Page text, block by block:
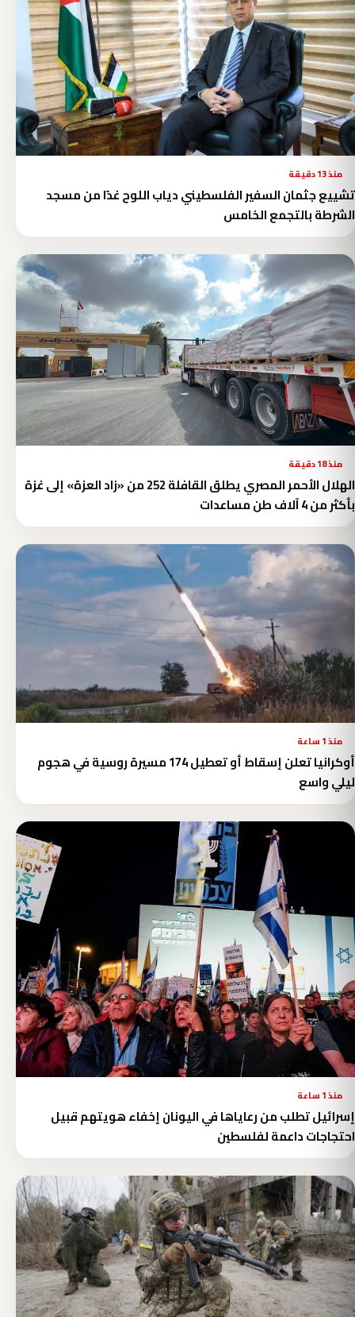
منذ 13 دقيقة
تشييع جثمان السفير الفلسطيني دياب اللوح غدًا من مسجد
الشرطة بالتجمع الخامس
منذ 18 دقيقة
الهلال الأحمر المصري يطلق القافلة 252 من «زاد العزة» إلى غزة
بأكثر من 4 آلاف طن مساعدات
منذ 1 ساعة
أوكرانيا تعلن إسقاط أو تعطيل 174 مسيرة روسية في هجوم
ليلي واسع
منذ 1 ساعة
إسرائيل تطلب من رعاياها في اليونان إخفاء هويتهم قبيل
احتجاجات داعمة لفلسطين